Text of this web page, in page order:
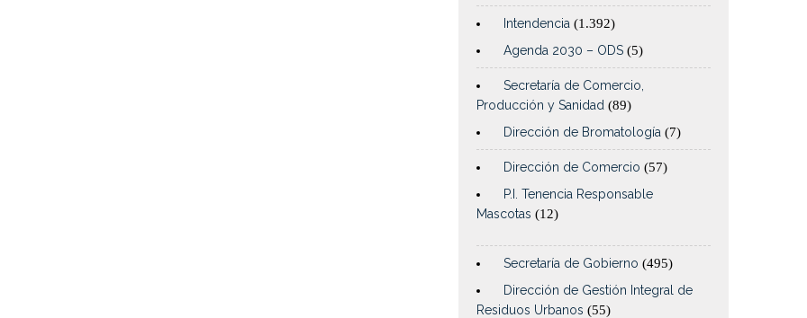
Intendencia (1.392)
Agenda 2030 – ODS (5)
Secretaría de Comercio,
Producción y Sanidad (89)
Dirección de Bromatología (7)
Dirección de Comercio (57)
P.I. Tenencia Responsable
Mascotas (12)
Secretaría de Gobierno (495)
Dirección de Gestión Integral de
Residuos Urbanos (55)